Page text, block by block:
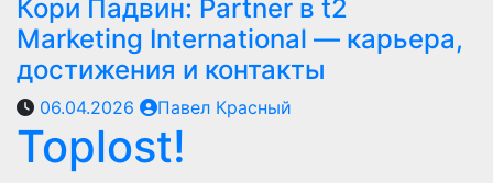
Кори Падвин: Partner в t2
Marketing International — карьера,
достижения и контакты
06.04.2026 Павел Красный
Toplost!